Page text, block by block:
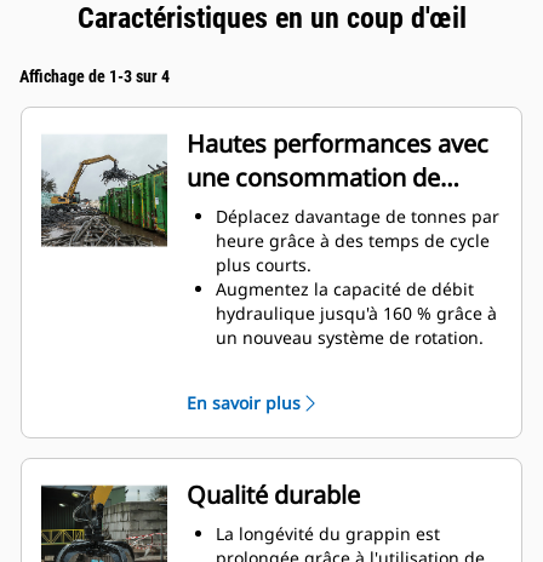
Caractéristiques en un coup d'œil
Affichage de 1-3 sur 4
Hautes performances avec
une consommation de
carburant réduite
Déplacez davantage de tonnes par
heure grâce à des temps de cycle
plus courts.
Augmentez la capacité de débit
hydraulique jusqu'à 160 % grâce à
un nouveau système de rotation.
200 % grâce à la courbure des
dents optimisée.
Les machines Cat sont pré-
programmées avec des
paramètres de performance
optimaux pour votre grappin afin
d'optimiser le couplage et
En savoir plus
Qualité durable
La longévité du grappin est